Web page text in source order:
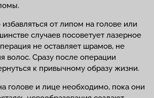
от липом на голове или
случаев посоветует лазерное
не оставляет шрамов, не
волос. Сразу после операции
к привычному образу жизни.
голове и лице необходимо, пока они